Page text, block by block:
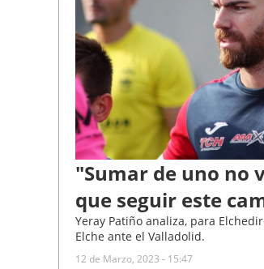
"Sumar de uno no
que seguir este
Yeray Patiño analiza, para
Elche ante el Valladolid.
12 de Marzo, 2023 - 15:47